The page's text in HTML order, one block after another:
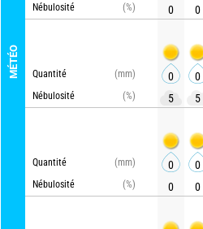
MÉTÉO
Nébulosité
(%)
Quantité
(mm)
Nébulosité
(%)
Quantité
(mm)
Nébulosité
(%)
0
0
0 0
5
5
0 0
0
0